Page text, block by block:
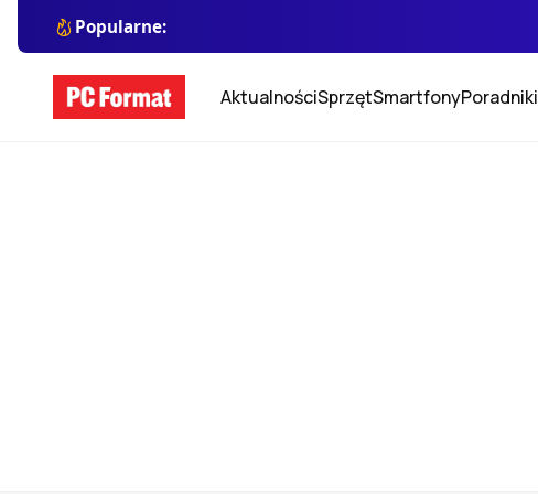
Popularne:
AktualnościSprzętSmartfonyPoradniki